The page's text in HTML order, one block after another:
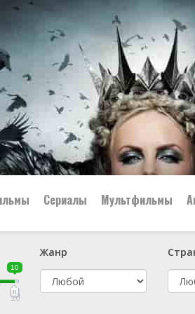
👨‍✈️ Военный
Сериалы Мультфильмы
10
10
Жанр